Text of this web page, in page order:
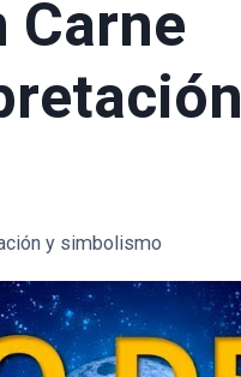
Carne
y simbolismo